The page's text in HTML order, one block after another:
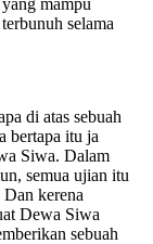
selama
di atas sebuah
bertapa itu ja
Siwa. Dalam
semua ujian itu
kerena
Dewa Siwa
sebuah